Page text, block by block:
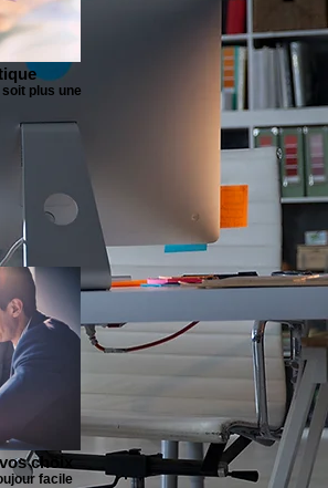
plus une
choix
facile